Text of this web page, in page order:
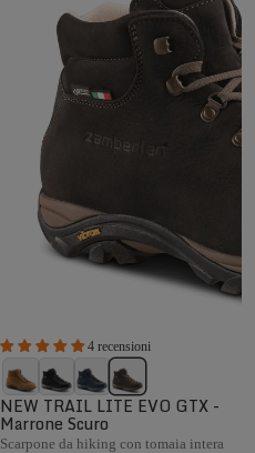
4 recensioni
NEW TRAIL LITE EVO GTX -
Marrone Scuro
Scarpone da hiking con tomaia intera